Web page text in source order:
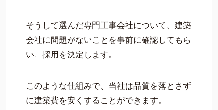
そうして選んだ専門工事会社について、建築
会社に問題がないことを事前に確認してもら
い、採用を決定します。
このような仕組みで、当社は品質を落とさず
に建築費を安くすることができます。